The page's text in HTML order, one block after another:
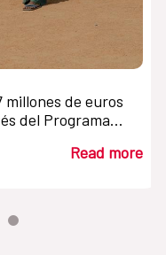
de euros
del Programa
Read more
carousel to its element
the carousel to its
Moves the carousel to its